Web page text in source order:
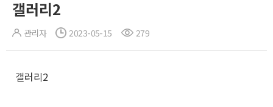
갤러리2
관리자 2023-05-15 279
갤러리2